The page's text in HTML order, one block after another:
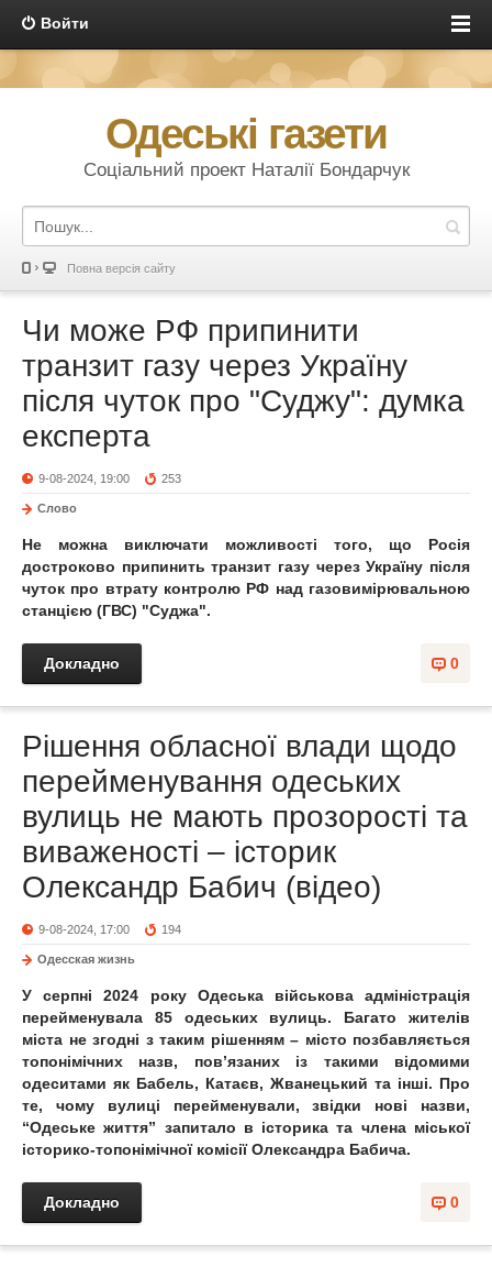
Войти
Одеські газети
Соціальний проект Наталії Бондарчук
Повна версія сайту
Чи може РФ припинити
транзит газу через Україну
після чуток про "Суджу": думка
експерта
9-08-2024, 19:00 253
Слово
Не можна виключати можливості того, що Росія
достроково припинить транзит газу через Україну після
чуток про втрату контролю РФ над газовимірювальною
станцією (ГВС) "Суджа".
0
Докладно
Рішення обласної влади щодо
перейменування одеських
вулиць не мають прозорості та
виваженості – історик
Олександр Бабич (відео)
9-08-2024, 17:00 194
Одесская жизнь
У серпні 2024 року Одеська військова адміністрація
перейменувала 85 одеських вулиць. Багато жителів
міста не згодні з таким рішенням – місто позбавляється
топонімічних назв, пов’язаних із такими відомими
одеситами як Бабель, Катаєв, Жванецький та інші. Про
те, чому вулиці перейменували, звідки нові назви,
“Одеське життя” запитало в історика та члена міської
історико-топонімічної комісії Олександра Бабича.
0
Докладно